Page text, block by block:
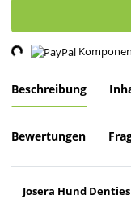
Beschreibung
Bewertungen
Josera Hund